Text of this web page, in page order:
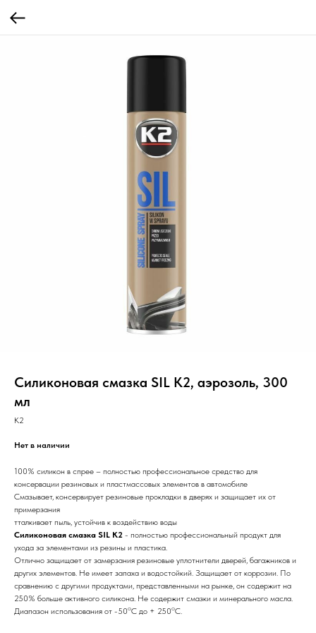
Силиконовая смазка SIL K2, аэрозоль, 300
мл
K2
Нет в наличии
100% силикон в спрее – полностью профессиональное средство для
консервации резиновых и пластмассовых элементов в автомобиле
Смазывает, консервирует резиновые прокладки в дверях и защищает их от
примерзания
тталкивает пыль, устойчив к воздействию воды
Силиконовая смазка SIL K2 - полностью профессиональный продукт для
ухода за элементами из резины и пластика.
Отлично защищает от замерзания резиновые уплотнители дверей, багажников и
других элементов. Не имеет запаха и водостойкий. Защищает от коррозии. По
сравнению с другими продуктами, представленными на рынке, он содержит на
250% больше активного силикона. Не содержит смазки и минерального масла.
Диапазон использования от -50oC до + 250oC.